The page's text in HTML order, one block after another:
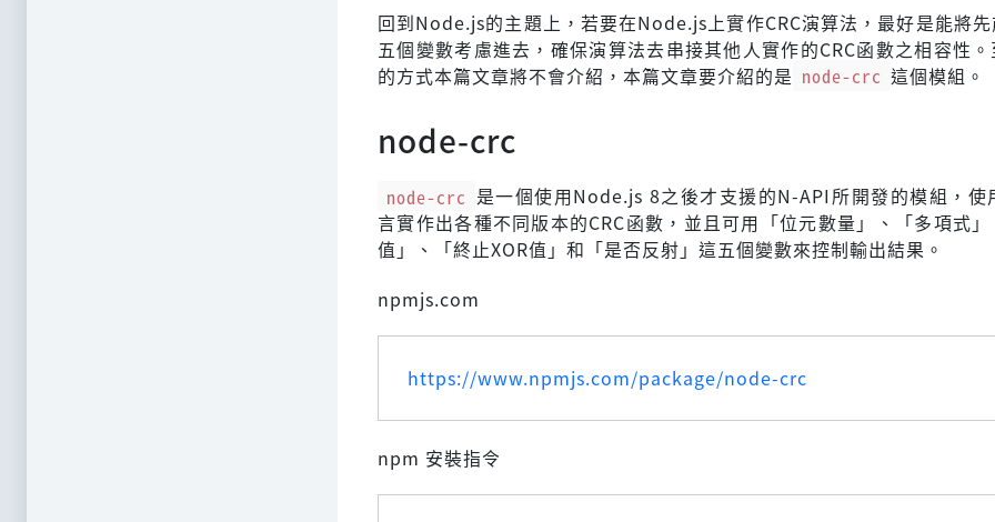
回到Node.js的主題上，若要在Node.js上實作CRC演算法，最好是能將
五個變數考慮進去，確保演算法去串接其他人實作的CRC函數之相容性
的方式本篇文章將不會介紹，本篇文章要介紹的是 node-crc 這個模組。
node-crc
node-crc 是一個使用Node.js 8之後才支援的N-API所開發的模組，使
言實作出各種不同版本的CRC函數，並且可用「位元數量」、「多項式
值」、「終止XOR值」和「是否反射」這五個變數來控制輸出結果。
npmjs.com
https://www.npmjs.com/package/node-crc
npm 安裝指令